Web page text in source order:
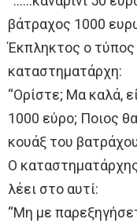
βάτραχος 1000
Έκπληκτος ο τύπος
καταστηματάρχη:
“Ορίστε; Μα καλά,
1000 εύρο; Ποιος
κουάξ του
Ο
λέει στο αυτί:
“Μη με